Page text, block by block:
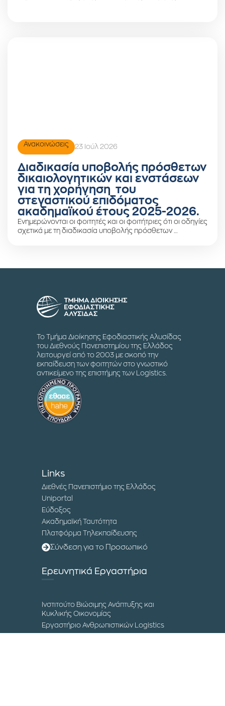
Ανακοινώσεις 23 Ιούλ 2026
Διαδικασία υποβολής πρόσθετων
δικαιολογητικών και ενστάσεων
για τη χορήγηση του
στεγαστικού επιδόματος
ακαδημαϊκού έτους 2025-2026.
Ενημερώνονται οι φοιτητές και οι φοιτήτριες ότι οι οδηγίες
σχετικά με τη διαδικασία υποβολής πρόσθετων …
Το Τμήμα Διοίκησης Εφοδιαστικής Αλυσίδας
του Διεθνούς Πανεπιστημίου της Ελλάδος
λειτουργεί από το 2003 με σκοπό την
εκπαίδευση των φοιτητών στο γνωστικό
αντικείμενο της επιστήμης των Logistics.
Links
Διεθνές Πανεπιστήμιο της Ελλάδος
Uniportal
Εύδοξος
Ακαδημαϊκή Ταυτότητα
Πλατφόρμα Τηλεκπαίδευσης
Σύνδεση για το Προσωπικό
Ερευνητικά Εργαστήρια
Ινστιτούτο Βιώσιμης Ανάπτυξης και
Κυκλικής Οικονομίας
Εργαστήριο Ανθρωπιστικών Logistics